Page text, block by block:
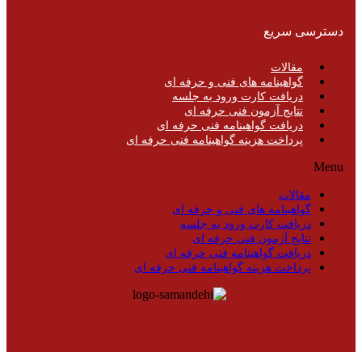
دسترسی سریع
مقالات
گواهینامه های فنی و حرفه ای
دریافت کارت ورود به جلسه
نتایج آزمون فنی حرفه ای
دریافت گواهینامه فنی حرفه ای
پرداخت هزینه گواهینامه فنی حرفه ای
Menu
مقالات
گواهینامه های فنی و حرفه ای
دریافت کارت ورود به جلسه
نتایج آزمون فنی حرفه ای
دریافت گواهینامه فنی حرفه ای
پرداخت هزینه گواهینامه فنی حرفه ای